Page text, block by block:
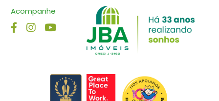
Acompanhe